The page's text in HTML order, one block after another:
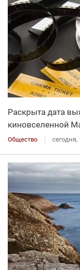
Раскрыта дата
киновселенной
Общество сегодня,